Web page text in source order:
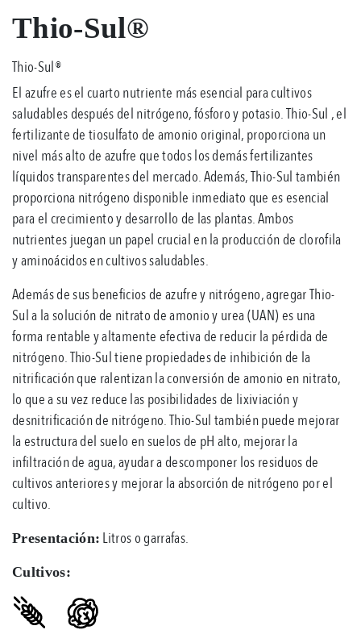
Thio-Sul®
Thio-Sul®
El azufre es el cuarto nutriente más esencial para cultivos
saludables después del nitrógeno, fósforo y potasio. Thio-Sul , el
fertilizante de tiosulfato de amonio original, proporciona un
nivel más alto de azufre que todos los demás fertilizantes
líquidos transparentes del mercado. Además, Thio-Sul también
proporciona nitrógeno disponible inmediato que es esencial
para el crecimiento y desarrollo de las plantas. Ambos
nutrientes juegan un papel crucial en la producción de clorofila
y aminoácidos en cultivos saludables.
Además de sus beneficios de azufre y nitrógeno, agregar Thio-
Sul a la solución de nitrato de amonio y urea (UAN) es una
forma rentable y altamente efectiva de reducir la pérdida de
nitrógeno. Thio-Sul tiene propiedades de inhibición de la
nitrificación que ralentizan la conversión de amonio en nitrato,
lo que a su vez reduce las posibilidades de lixiviación y
desnitrificación de nitrógeno. Thio-Sul también puede mejorar
la estructura del suelo en suelos de pH alto, mejorar la
infiltración de agua, ayudar a descomponer los residuos de
cultivos anteriores y mejorar la absorción de nitrógeno por el
cultivo.
Presentación: Litros o garrafas.
Cultivos: